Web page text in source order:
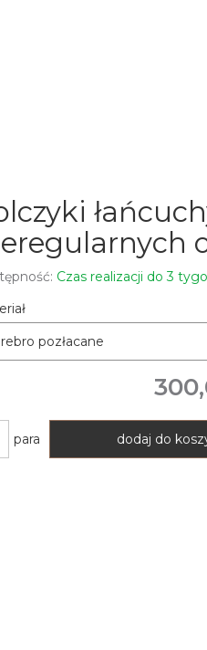
Czas realizacji do 3
pozłacane
para dodaj do